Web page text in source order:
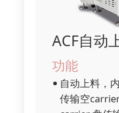
ACF自动
功能
自动上料，
传输空